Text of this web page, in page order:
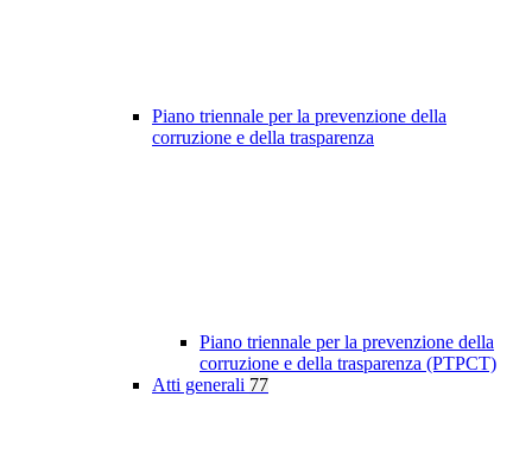
Piano triennale per la prevenzione della
corruzione e della trasparenza
Piano triennale per la prevenzione della
corruzione e della trasparenza (PTPCT)
Atti generali 77